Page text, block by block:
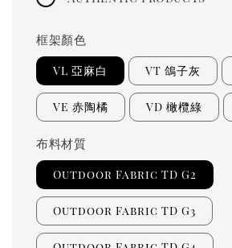
框架顏色
VL 亞麻白 VT 鴿子灰
VE 赤陶橘 VD 橄欖綠
布料材質
Outdoor Fabric TD G2
Outdoor Fabric TD G3